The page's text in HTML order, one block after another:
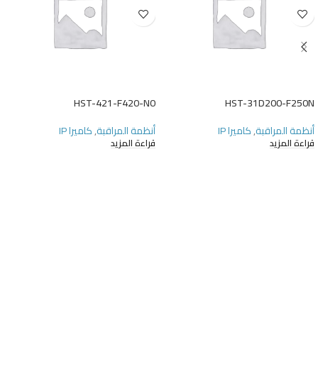
HST-31D200-F250N
أنظمة المراقبة,كاميرا IP
قراءة المزيد
HST-421-F420-N0
أنظمة المراقبة,كاميرا IP
قراءة المزيد